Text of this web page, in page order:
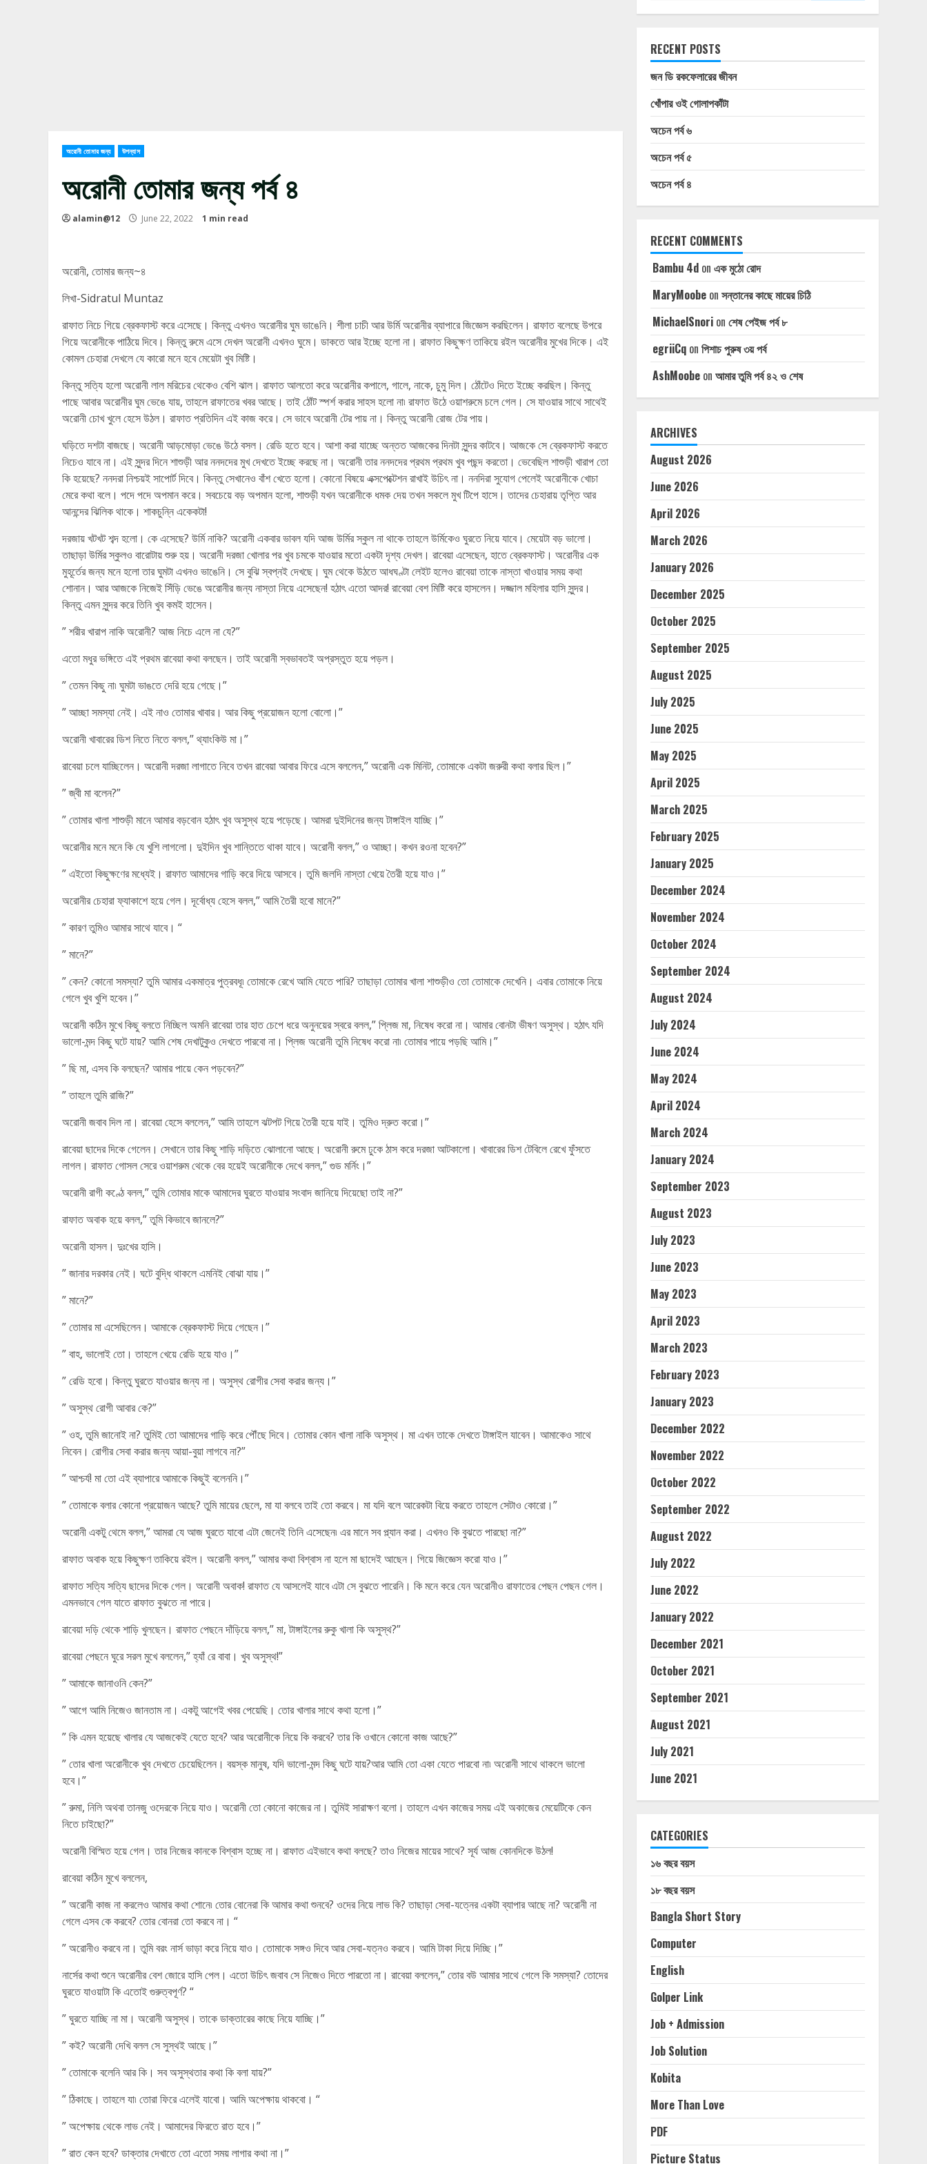
অরোনী তোমার জন্য উপন্যাস
অরোনী তোমার জন্য পর্ব ৪
alamin@12 June 22, 2022 1 min read
অরোনী, তোমার জন্য~৪
লিখা-Sidratul Muntaz
রাফাত নিচে গিয়ে ব্রেকফাস্ট করে এসেছে। কিন্তু এখনও অরোনীর ঘুম ভাঙেনি। শীলা চাচী আর উর্মি অরোনীর ব্যাপারে জিজ্ঞেস করছিলেন। রাফাত বলেছে উপরে
গিয়ে অরোনীকে পাঠিয়ে দিবে। কিন্তু রুমে এসে দেখল অরোনী এখনও ঘুমে। ডাকতে আর ইচ্ছে হলো না। রাফাত কিছুক্ষণ তাকিয়ে রইল অরোনীর মুখের দিকে। এই
কোমল চেহারা দেখলে যে কারো মনে হবে মেয়েটা খুব মিষ্টি।
কিন্তু সত্যি হলো অরোনী লাল মরিচের থেকেও বেশি ঝাল। রাফাত আলতো করে অরোনীর কপালে, গালে, নাকে, চুমু দিল। ঠোঁটেও দিতে ইচ্ছে করছিল। কিন্তু
পাছে আবার অরোনীর ঘুম ভেঙে যায়, তাহলে রাফাতের খবর আছে। তাই ঠোঁট স্পর্শ করার সাহস হলো না৷ রাফাত উঠে ওয়াশরুমে চলে গেল। সে যাওয়ার সাথে সাথেই
অরোনী চোখ খুলে হেসে উঠল। রাফাত প্রতিদিন এই কাজ করে। সে ভাবে অরোনী টের পায় না। কিন্তু অরোনী রোজ টের পায়।
ঘড়িতে দশটা বাজছে। অরোনী আড়মোড়া ভেঙে উঠে বসল। রেডি হতে হবে। আশা করা যাচ্ছে অন্তত আজকের দিনটা সুন্দর কাটবে। আজকে সে ব্রেকফাস্ট করতে
নিচেও যাবে না। এই সুন্দর দিনে শাশুড়ী আর ননদদের মুখ দেখতে ইচ্ছে করছে না। অরোনী তার ননদদের প্রথম প্রথম খুব পছন্দ করতো। ভেবেছিল শাশুড়ী খারাপ তো
কি হয়েছে? ননদরা নিশ্চয়ই সাপোর্ট দিবে। কিন্তু সেখানেও বাঁশ খেতে হলো। কোনো বিষয়ে এক্সপেক্টেশন রাখাই উচিৎ না। ননদিরা সুযোগ পেলেই অরোনীকে খোচা
মেরে কথা বলে। পদে পদে অপমান করে। সবচেয়ে বড় অপমান হলো, শাশুড়ী যখন অরোনীকে ধমক দেয় তখন সকলে মুখ টিপে হাসে। তাদের চেহারায় তৃপ্তি আর
আনন্দের ঝিলিক থাকে। শাকচুন্নি একেকটা!
দরজায় খটখট শব্দ হলো। কে এসেছে? উর্মি নাকি? অরোনী একবার ভাবল যদি আজ উর্মির স্কুল না থাকে তাহলে উর্মিকেও ঘুরতে নিয়ে যাবে। মেয়েটা বড় ভালো।
তাছাড়া উর্মির স্কুলও বারোটায় শুরু হয়। অরোনী দরজা খোলার পর খুব চমকে যাওয়ার মতো একটা দৃশ্য দেখল। রাবেয়া এসেছেন, হাতে ব্রেকফাস্ট। অরোনীর এক
মুহূর্তের জন্য মনে হলো তার ঘুমটা এখনও ভাঙেনি। সে বুঝি স্বপ্নই দেখছে। ঘুম থেকে উঠতে আধঘণ্টা লেইট হলেও রাবেয়া তাকে নাস্তা খাওয়ার সময় কথা
শোনান। আর আজকে নিজেই সিঁড়ি ভেঙে অরোনীর জন্য নাস্তা নিয়ে এসেছেন! হঠাৎ এতো আদর! রাবেয়া বেশ মিষ্টি করে হাসলেন। দজ্জাল মহিলার হাসি সুন্দর।
কিন্তু এমন সুন্দর করে তিনি খুব কমই হাসেন।
” শরীর খারাপ নাকি অরোনী? আজ নিচে এলে না যে?”
এতো মধুর ভঙ্গিতে এই প্রথম রাবেয়া কথা বলছেন। তাই অরোনী স্বভাবতই অপ্রস্তুত হয়ে পড়ল।
” তেমন কিছু না৷ ঘুমটা ভাঙতে দেরি হয়ে গেছে।”
” আচ্ছা সমস্যা নেই। এই নাও তোমার খাবার। আর কিছু প্রয়োজন হলো বোলো।”
অরোনী খাবারের ডিশ নিতে নিতে বলল,” থ্যাংকিউ মা।”
রাবেয়া চলে যাচ্ছিলেন। অরোনী দরজা লাগাতে নিবে তখন রাবেয়া আবার ফিরে এসে বললেন,” অরোনী এক মিনিট, তোমাকে একটা জরুরী কথা বলার ছিল।”
” জ্বী মা বলেন?”
” তোমার খালা শাশুড়ী মানে আমার বড়বোন হঠাৎ খুব অসুস্থ হয়ে পড়েছে। আমরা দুইদিনের জন্য টাঙ্গাইল যাচ্ছি।”
অরোনীর মনে মনে কি যে খুশি লাগলো। দুইদিন খুব শান্তিতে থাকা যাবে। অরোনী বলল,” ও আচ্ছা। কখন রওনা হবেন?”
” এইতো কিছুক্ষণের মধ্যেই। রাফাত আমাদের গাড়ি করে দিয়ে আসবে। তুমি জলদি নাস্তা খেয়ে তৈরী হয়ে যাও।”
অরোনীর চেহারা ফ্যাকাশে হয়ে গেল। দূর্বোধ্য হেসে বলল,” আমি তৈরী হবো মানে?”
” কারণ তুমিও আমার সাথে যাবে। “
” মানে?”
” কেন? কোনো সমস্যা? তুমি আমার একমাত্র পুত্রবধূ৷ তোমাকে রেখে আমি যেতে পারি? তাছাড়া তোমার খালা শাশুড়ীও তো তোমাকে দেখেনি। এবার তোমাকে নিয়ে
গেলে খুব খুশি হবেন।”
অরোনী কঠিন মুখে কিছু বলতে নিচ্ছিল অমনি রাবেয়া তার হাত চেপে ধরে অনুনয়ের স্বরে বলল,” প্লিজ মা, নিষেধ করো না। আমার বোনটা ভীষণ অসুস্থ। হঠাৎ যদি
ভালো-মন্দ কিছু ঘটে যায়? আমি শেষ দেখাটুকুও দেখতে পারবো না। প্লিজ অরোনী তুমি নিষেধ করো না৷ তোমার পায়ে পড়ছি আমি।”
” ছি মা, এসব কি বলছেন? আমার পায়ে কেন পড়বেন?”
” তাহলে তুমি রাজি?”
অরোনী জবাব দিল না। রাবেয়া হেসে বললেন,” আমি তাহলে ঝটপট গিয়ে তৈরী হয়ে যাই। তুমিও দ্রুত করো।”
রাবেয়া ছাদের দিকে গেলেন। সেখানে তার কিছু শাড়ি দড়িতে ঝোলানো আছে। অরোনী রুমে ঢুকে ঠাস করে দরজা আটকালো। খাবারের ডিশ টেবিলে রেখে ফুঁসতে
লাগল। রাফাত গোসল সেরে ওয়াশরুম থেকে বের হয়েই অরোনীকে দেখে বলল,” গুড মর্নিং।”
অরোনী রাগী কণ্ঠে বলল,” তুমি তোমার মাকে আমাদের ঘুরতে যাওয়ার সংবাদ জানিয়ে দিয়েছো তাই না?”
রাফাত অবাক হয়ে বলল,” তুমি কিভাবে জানলে?”
অরোনী হাসল। দুঃখের হাসি।
” জানার দরকার নেই। ঘটে বুদ্ধি থাকলে এমনিই বোঝা যায়।”
” মানে?”
” তোমার মা এসেছিলেন। আমাকে ব্রেকফাস্ট দিয়ে গেছেন।”
” বাহ, ভালোই তো। তাহলে খেয়ে রেডি হয়ে যাও।”
” রেডি হবো। কিন্তু ঘুরতে যাওয়ার জন্য না। অসুস্থ রোগীর সেবা করার জন্য।”
” অসুস্থ রোগী আবার কে?”
” ওহ, তুমি জানোই না? তুমিই তো আমাদের গাড়ি করে পৌঁছে দিবে। তোমার কোন খালা নাকি অসুস্থ। মা এখন তাকে দেখতে টাঙ্গাইল যাবেন। আমাকেও সাথে
নিবেন। রোগীর সেবা করার জন্য আয়া-বুয়া লাগবে না?”
” আশ্চর্য! মা তো এই ব্যাপারে আমাকে কিছুই বলেননি।”
” তোমাকে বলার কোনো প্রয়োজন আছে? তুমি মায়ের ছেলে, মা যা বলবে তাই তো করবে। মা যদি বলে আরেকটা বিয়ে করতে তাহলে সেটাও কোরো।”
অরোনী একটু থেমে বলল,” আমরা যে আজ ঘুরতে যাবো এটা জেনেই তিনি এসেছেন৷ এর মানে সব প্ল্যান করা। এখনও কি বুঝতে পারছো না?”
রাফাত অবাক হয়ে কিছুক্ষণ তাকিয়ে রইল। অরোনী বলল,” আমার কথা বিশ্বাস না হলে মা ছাদেই আছেন। গিয়ে জিজ্ঞেস করো যাও।”
রাফাত সত্যি সত্যি ছাদের দিকে গেল। অরোনী অবাক! রাফাত যে আসলেই যাবে এটা সে বুঝতে পারেনি। কি মনে করে যেন অরোনীও রাফাতের পেছন পেছন গেল।
এমনভাবে গেল যাতে রাফাত বুঝতে না পারে।
রাবেয়া দড়ি থেকে শাড়ি খুলছেন। রাফাত পেছনে দাঁড়িয়ে বলল,” মা, টাঙ্গাইলের রুকু খালা কি অসুস্থ?”
রাবেয়া পেছনে ঘুরে সরল মুখে বললেন,” হ্যাঁ রে বাবা। খুব অসুস্থ!”
” আমাকে জানাওনি কেন?”
” আগে আমি নিজেও জানতাম না। একটু আগেই খবর পেয়েছি। তোর খালার সাথে কথা হলো।”
” কি এমন হয়েছে খালার যে আজকেই যেতে হবে? আর অরোনীকে নিয়ে কি করবে? তার কি ওখানে কোনো কাজ আছে?”
” তোর খালা অরোনীকে খুব দেখতে চেয়েছিলেন। বয়স্ক মানুষ, যদি ভালো-মন্দ কিছু ঘটে যায়?আর আমি তো একা যেতে পারবো না৷ অরোনী সাথে থাকলে ভালো
হবে।”
” রুমা, নিলি অথবা তানজু ওদেরকে নিয়ে যাও। অরোনী তো কোনো কাজের না। তুমিই সারাক্ষণ বলো। তাহলে এখন কাজের সময় এই অকাজের মেয়েটিকে কেন
নিতে চাইছো?”
অরোনী বিস্মিত হয়ে গেল। তার নিজের কানকে বিশ্বাস হচ্ছে না। রাফাত এইভাবে কথা বলছে? তাও নিজের মায়ের সাথে? সূর্য আজ কোনদিকে উঠল!
রাবেয়া কঠিন মুখে বললেন,
” অরোনী কাজ না করলেও আমার কথা শোনে৷ তোর বোনেরা কি আমার কথা শুনবে? ওদের নিয়ে লাভ কি? তাছাড়া সেবা-যত্নের একটা ব্যাপার আছে না? অরোনী না
গেলে এসব কে করবে? তোর বোনরা তো করবে না। “
” অরোনীও করবে না। তুমি বরং নার্স ভাড়া করে নিয়ে যাও। তোমাকে সঙ্গও দিবে আর সেবা-যত্নও করবে। আমি টাকা দিয়ে দিচ্ছি।”
নার্সের কথা শুনে অরোনীর বেশ জোরে হাসি পেল। এতো উচিৎ জবাব সে নিজেও দিতে পারতো না। রাবেয়া বললেন,” তোর বউ আমার সাথে গেলে কি সমস্যা? তোদের
ঘুরতে যাওয়াটা কি এতোই গুরুত্বপূর্ণ? “
” ঘুরতে যাচ্ছি না মা। অরোনী অসুস্থ। তাকে ডাক্তারের কাছে নিয়ে যাচ্ছি।”
” কই? অরোনী দেখি বলল সে সুস্থই আছে।”
” তোমাকে বলেনি আর কি। সব অসুস্থতার কথা কি বলা যায়?”
” ঠিকাছে। তাহলে যা৷ তোরা ফিরে এলেই যাবো। আমি অপেক্ষায় থাকবো। “
” অপেক্ষায় থেকে লাভ নেই। আমাদের ফিরতে রাত হবে।”
” রাত কেন হবে? ডাক্তার দেখাতে তো এতো সময় লাগার কথা না।”
RECENT POSTS
জন ডি রকফেলারের জীবন
খোঁপার ওই গোলাপকাঁটা
অচেন পর্ব ৬
অচেন পর্ব ৫
অচেন পর্ব ৪
RECENT COMMENTS
Bambu 4don এক মুঠো রোদ
MaryMoobeon সন্তানের কাছে মায়ের চিঠি
MichaelSnorion শেষ পেইজ পর্ব ৮
egriiCqon পিশাচ পুরুষ ৩য় পর্ব
AshMoobeon আমার তুমি পর্ব ৪২ ও শেষ
ARCHIVES
August 2026
June 2026
April 2026
March 2026
January 2026
December 2025
October 2025
September 2025
August 2025
July 2025
June 2025
May 2025
April 2025
March 2025
February 2025
January 2025
December 2024
November 2024
October 2024
September 2024
August 2024
July 2024
June 2024
May 2024
April 2024
March 2024
January 2024
September 2023
August 2023
July 2023
June 2023
May 2023
April 2023
March 2023
February 2023
January 2023
December 2022
November 2022
October 2022
September 2022
August 2022
July 2022
June 2022
January 2022
December 2021
October 2021
September 2021
August 2021
July 2021
June 2021
CATEGORIES
১৬ বছর বয়স
১৮ বছর বয়স
Bangla Short Story
Computer
English
Golper Link
Job + Admission
Job Solution
Kobita
More Than Love
PDF
Picture Status